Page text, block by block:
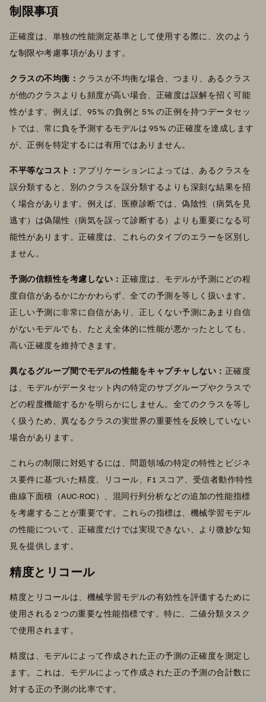
制限事項
正確度は、単独の性能測定基準として使用する際に、次のよう
な制限や考慮事項があります。
クラスの不均衡： クラスが不均衡な場合、つまり、あるクラス
が他のクラスよりも頻度が高い場合、正確度は誤解を招く可能
性がます。例えば、95% の負例と 5% の正例を持つデータセッ
トでは、常に負を予測するモデルは 95% の正確度を達成します
が、正例を特定するには有用ではありません。
不平等なコスト： アプリケーションによっては、あるクラスを
誤分類すると、別のクラスを誤分類するよりも深刻な結果を招
く場合があります。例えば、医療診断では、偽陰性（病気を見
逃す）は偽陽性（病気を誤って診断する）よりも重要になる可
能性があります。正確度は、これらのタイプのエラーを区別し
ません。
予測の信頼性を考慮しない： 正確度は、モデルが予測にどの程
度自信があるかにかかわらず、全ての予測を等しく扱います。
正しい予測に非常に自信があり、正しくない予測にあまり自信
がないモデルでも、たとえ全体的に性能が悪かったとしても、
高い正確度を維持できます。
異なるグループ間でモデルの性能をキャプチャしない： 正確度
は、モデルがデータセット内の特定のサブグループやクラスで
どの程度機能するかを明らかにしません。全てのクラスを等し
く扱うため、異なるクラスの実世界の重要性を反映していない
場合があります。
これらの制限に対処するには、問題領域の特定の特性とビジネ
ス要件に基づいた精度、リコール、F1 スコア、受信者動作特性
曲線下面積（AUC-ROC）、混同行列分析などの追加の性能指標
を考慮することが重要です。これらの指標は、機械学習モデル
の性能について、正確度だけでは実現できない、より微妙な知
見を提供します。
精度とリコール
精度とリコールは、機械学習モデルの有効性を評価するために
使用される 2 つの重要な性能指標です。特に、二値分類タスク
で使用されます。
精度は、モデルによって作成された正の予測の正確度を測定し
ます。これは、モデルによって作成された正の予測の合計数に
対する正の予測の比率です。